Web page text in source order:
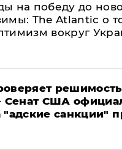
на победу до
The Atlantic о
вокруг
решимость
Сенат США
"адские санкции"